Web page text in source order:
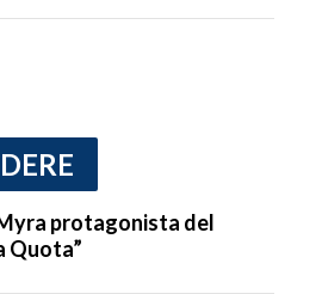
protagonista del
Quota”